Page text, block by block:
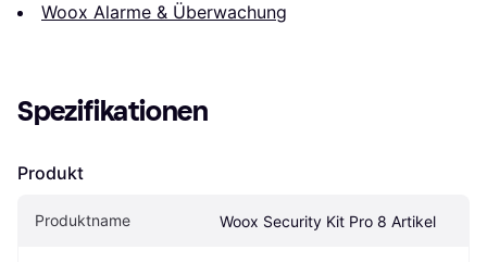
Woox Alarme & Überwachung
Spezifikationen
Produkt
Produktname Woox Security Kit Pro 8 Artikel